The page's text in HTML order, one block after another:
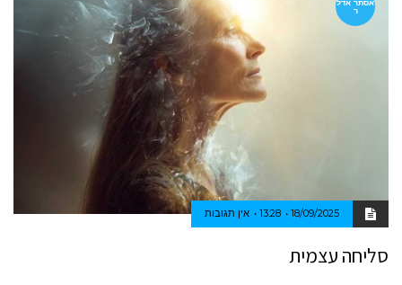
אסתר אדל
ר
18/09/2025
13:28 אין תגובות
סליחה עצמית